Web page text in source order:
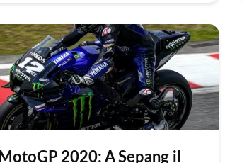
MotoGP 2020: A Sepang il